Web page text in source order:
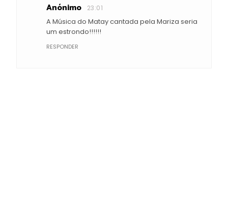
Anónimo 23:01
A Música do Matay cantada pela Mariza seria
um estrondo!!!!!!
RESPONDER